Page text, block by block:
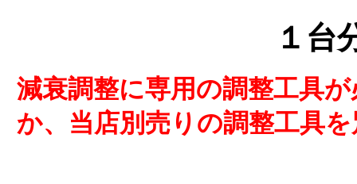
１
減衰調整に専用の調整工具
か、当店別売りの調整工具